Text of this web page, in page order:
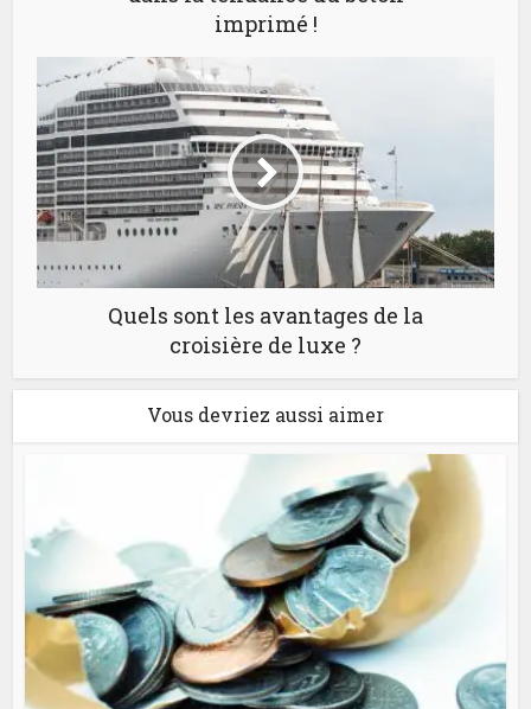
imprimé !
Quels sont les avantages de la
croisière de luxe ?
Vous devriez aussi aimer